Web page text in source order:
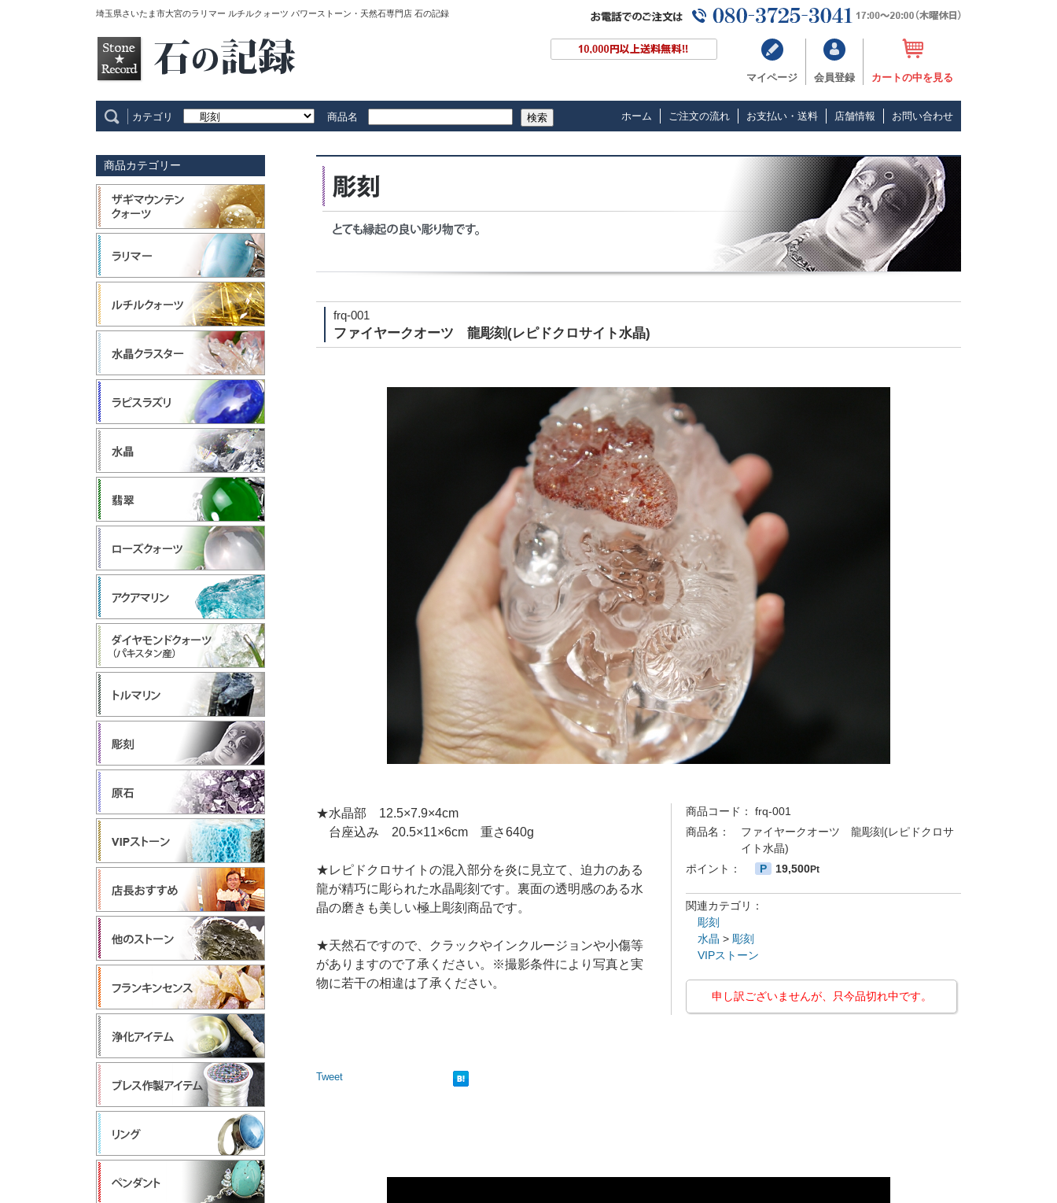
埼玉県さいたま市大宮のラリマー ルチルクォーツ パワーストーン・天然石専門店 石の記録
マイページ 会員登録 カートの中を見る
カテゴリ 商品名 検索 ホーム ご注文の流れ お支払い・送料 店舗情報 お問い合わせ
frq-001
ファイヤークオーツ 龍彫刻(レピドクロサイト水晶)
商品コード：
frq-001
商品名：
ファイヤークオーツ 龍彫刻(レピドクロサ
イト水晶)
ポイント：
P 19,500Pt
関連カテゴリ：
彫刻
水晶 > 彫刻
VIPストーン
申し訳ございませんが、只今品切れ中です。
★水晶部 12.5×7.9×4cm
台座込み 20.5×11×6cm 重さ640g
★レピドクロサイトの混入部分を炎に見立て、迫力のある
龍が精巧に彫られた水晶彫刻です。裏面の透明感のある水
晶の磨きも美しい極上彫刻商品です。
★天然石ですので、クラックやインクルージョンや小傷等
がありますので了承ください。※撮影条件により写真と実
物に若干の相違は了承ください。
Tweet
商品カテゴリー